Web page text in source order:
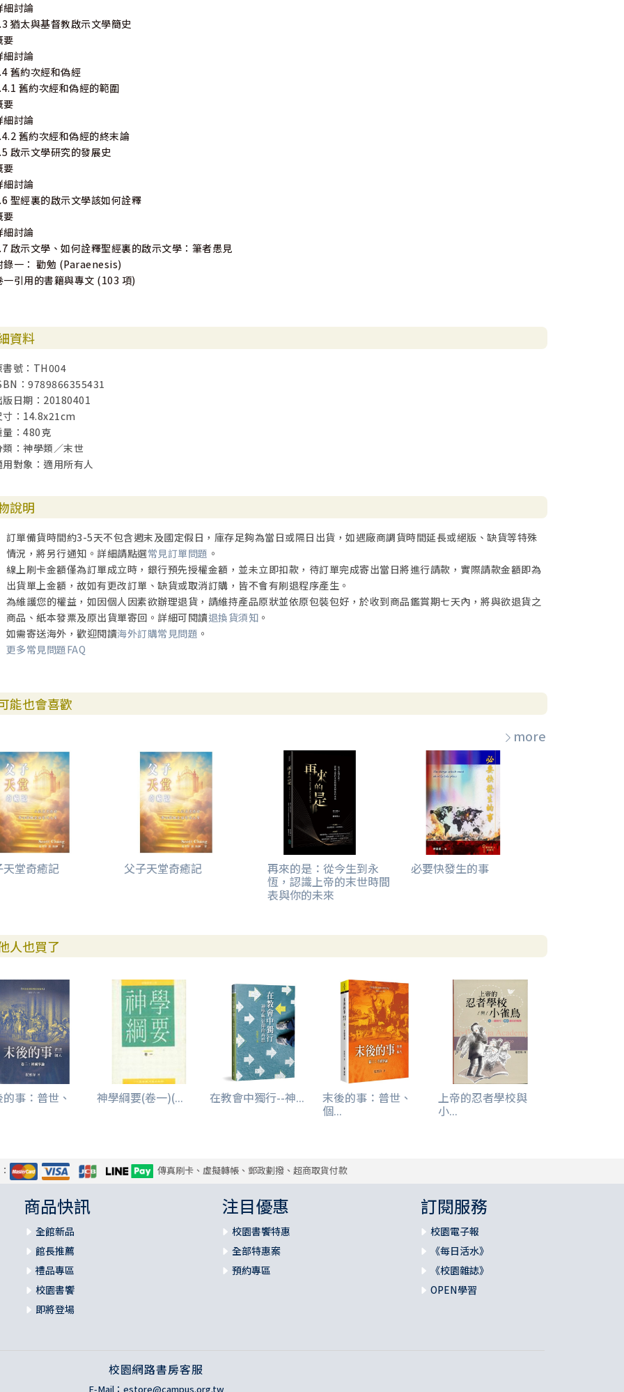
細討論
猶太與基督教啟示文學簡史
要
細討論
舊約次經和偽經
舊約次經和偽經的範圍
要
細討論
舊約次經和偽經的終末論
啟示文學研究的發展史
要
細討論
聖經裏的啟示文學該如何詮釋
要
細討論
啟示文學、如何詮釋聖經裏的啟示文學：筆者愚見
錄一： 勸勉 (Paraenesis)
一引用的書籍與專文 (103 項)
資料
書號：TH004
：9789866355431
版日期：20180401
寸：14.8x21cm
量：480克
類：神學類／末世
用對象：適用所有人
說明
訂單備貨時間約3-5天不包含週末及國定假日，庫存足夠為當日或隔日出貨，如遇廠商調貨時間延長或絕版、缺貨等特殊
情況，將另行通知。詳細請點選常見訂單問題 。
線上刷卡金額僅為訂單成立時，銀行預先授權金額，並未立即扣款，待訂單完成寄出當日將進行請款，實際請款金額即為
出貨單上金額，故如有更改訂單、缺貨或取消訂購，皆不會有刷退程序產生。
為維護您的權益，如因個人因素欲辦理退貨，請維持產品原狀並依原包裝包好，於收到商品鑑賞期七天內，將與欲退貨之
商品、紙本發票及原出貨單寄回。詳細可閱讀退換貨須知 。
如需寄送海外，歡迎閱讀海外訂購常見問題 。
更多常見問題FAQ
能也會喜歡
more
天堂奇癒記 父子天堂奇癒記 再來的是：從今生到永
恆，認識上帝的末世時間
表與你的未來
必要快發生的事
人也買了
事：普世、 神學綱要(卷一)(... 在教會中獨行--神... 末後的事：普世、
個...
上帝的忍者學校與
小...
傳真刷卡、虛擬轉帳、郵政劃撥、超商取貨付款
商品快訊
全館新品
館長推薦
禮品專區
校園書饗
即將登場
注目優惠
校園書饗特惠
全部特惠案
預約專區
訂閱服務
校園電子報
《每日活水》
《校園雜誌》
OPEN學習
校園網路書房客服
E-Mail： estore@campus.org.tw